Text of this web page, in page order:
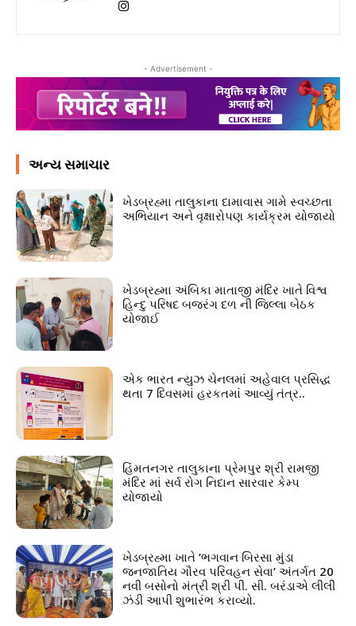
- Advertisement -
અન્ય સમાચાર
ખેડબ્રહ્મા તાલુકાના દામાવાસ ગામે સ્વચ્છતા
અભિયાન અને વૃક્ષારોપણ કાર્યક્રમ યોજાયો
ખેડબ્રહ્મા અંબિકા માતાજી મંદિર ખાતે વિશ્વ
હિન્દુ પરિષદ બજરંગ દળ ની જિલ્લા બેઠક
યોજાઈ
એક ભારત ન્યુઝ ચેનલમાં અહેવાલ પ્રસિદ્ધ
થતા 7 દિવસમાં હરકતમાં આવ્યું તંત્ર..
હિંમતનગર તાલુકાના પ્રેમપુર શ્રી રામજી
મંદિર માં સર્વ રોગ નિદાન સારવાર કેમ્પ
યોજાયો
ખેડબ્રહ્મા ખાતે ‘ભગવાન બિરસા મુંડા
જનજાતિય ગૌરવ પરિવહન સેવા’ અંતર્ગત 20
નવી બસોનો મંત્રી શ્રી પી. સી. બરંડાએ લીલી
ઝંડી આપી શુભારંભ કરાવ્યો.